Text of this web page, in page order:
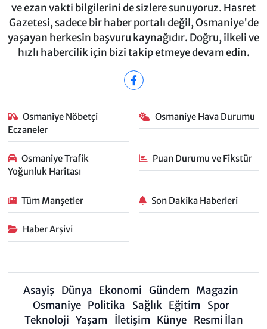
ve ezan vakti bilgilerini de sizlere sunuyoruz. Hasret
Gazetesi, sadece bir haber portalı değil, Osmaniye'de
yaşayan herkesin başvuru kaynağıdır. Doğru, ilkeli ve
hızlı habercilik için bizi takip etmeye devam edin.
Osmaniye Nöbetçi
Eczaneler
Osmaniye Hava Durumu
Osmaniye Trafik
Yoğunluk Haritası
Puan Durumu ve Fikstür
Tüm Manşetler Son Dakika Haberleri
Haber Arşivi
Asayiş Dünya Ekonomi Gündem Magazin
Osmaniye Politika Sağlık Eğitim
Spor
Teknoloji Yaşam İletişim Künye Resmi İlan